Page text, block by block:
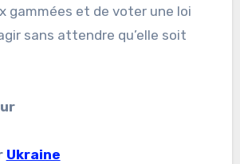
gammées et de voter une loi
sans attendre qu’elle soit
Ukraine